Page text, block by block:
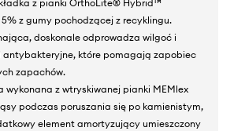
z pianki OrthoLite® Hybrid™
z gumy pochodzącej z recyklingu.
doskonale odprowadza wilgoć i
antybakteryjne, które pomagają zapobiec
zapachów.
wykonana z wtryskiwanej pianki MEMlex
podczas poruszania się po kamienistym,
element amortyzujący umieszczony